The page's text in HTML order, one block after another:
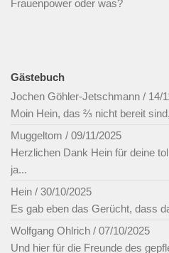
Frauenpower oder was?
Gästebuch
Jochen Göhler-Jetschmann / 14/
Moin Hein, das ⅔ nicht bereit
Muggeltom / 09/11/2025
Herzlichen Dank Hein für deine
ja...
Hein / 30/10/2025
Es gab eben das Gerücht, dass
Wolfgang Ohlrich / 07/10/2025
Und hier für die Freunde des